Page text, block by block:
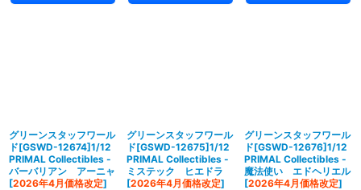
グリーンスタッフワール
ド[GSWD-12674]1/12
PRIMAL Collectibles -
バーバリアン アーニャ
[2026年4月価格改定]
グリーンスタッフワール
ド[GSWD-12675]1/12
PRIMAL Collectibles -
ミステック ヒエドラ
[2026年4月価格改定]
グリーンスタッフワール
ド[GSWD-12676]1/12
PRIMAL Collectibles -
魔法使い エドヘリエル
[2026年4月価格改定]